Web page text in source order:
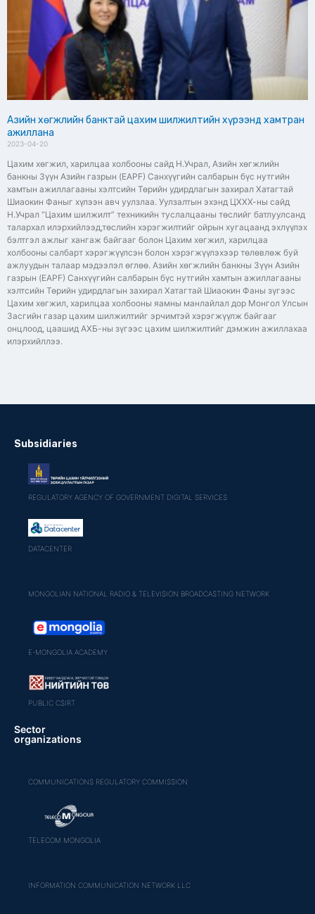
Азийн хөгжлийн банктай цахим шилжилтийн хүрээнд хамтран
ажиллана
2023-04-20
Цахим хөгжил, харилцаа холбооны сайд Н.Учрал, Азийн хөгжлийн
банкны Зүүн Азийн газрын (EAPF) Санхүүгийн салбарын бүс нутгийн
хамтын ажиллагааны хэлтсийн Төрийн удирдлагын захирал Хатагтай
Шиаокин Фаныг хүлээн авч уулзлаа. Уулзалтын эхэнд ЦХХХ-ны сайд
Н.Учрал “Цахим шилжилт” техникийн туслалцааны төслийг батлуулсанд
талархал илэрхийлээд,төслийн хэрэгжилтийг ойрын хугацаанд эхлүүлэх
бэлтгэл ажлыг хангаж байгааг болон Цахим хөгжил, харилцаа
холбооны салбарт хэрэгжүүлсэн болон хэрэгжүүлэхээр төлөвлөж буй
ажлуудын талаар мэдээлэл өглөө. ​Азийн хөгжлийн банкны Зүүн Азийн
газрын (EAPF) Санхүүгийн салбарын бүс нутгийн хамтын ажиллагааны
хэлтсийн Төрийн удирдлагын захирал Хатагтай Шиаокин Фаны зүгээс
Цахим хөгжил, харилцаа холбооны яамны манлайлал дор Монгол Улсын
Засгийн газар цахим шилжилтийг эрчимтэй хэрэгжүүлж байгааг
онцлоод, цаашид АХБ-ны зүгээс цахим шилжилтийг дэмжин ажиллахаа
илэрхийллээ.
Subsidiaries
REGULATORY AGENCY OF GOVERNMENT DIGITAL SERVICES
DATACENTER
MONGOLIAN NATIONAL RADIO & TELEVISION BROADCASTING NETWORK
E-MONGOLIA ACADEMY
PUBLIC CSIRT
Sector
organizations
COMMUNICATIONS REGULATORY COMMISSION
TELECOM MONGOLIA
INFORMATION COMMUNICATION NETWORK LLC